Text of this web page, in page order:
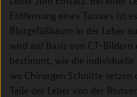
Entfernung eines Tumors ist
Blutgefäßbaum in der Leber
wird auf Basis von CT-Bildern
bestimmt, wie die
wo Chirurgen Schnitte
Teile der Leber von der